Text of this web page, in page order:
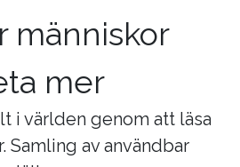
människor
mer
i världen genom att läsa
Samling av användbar